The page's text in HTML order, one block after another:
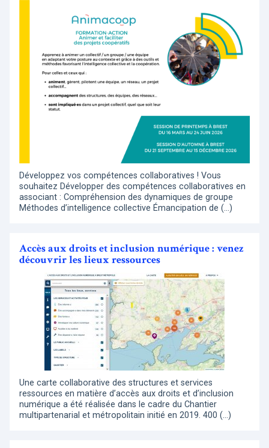
Développez vos compétences collaboratives ! Vous
souhaitez Développer des compétences collaboratives en
associant : Compréhension des dynamiques de groupe
Méthodes d’intelligence collective Émancipation de (…)
Accès aux droits et inclusion numérique : venez
découvrir les lieux ressources
Une carte collaborative des structures et services
ressources en matière d’accès aux droits et d’inclusion
numérique a été réalisée dans le cadre du Chantier
multipartenarial et métropolitain initié en 2019. 400 (…)